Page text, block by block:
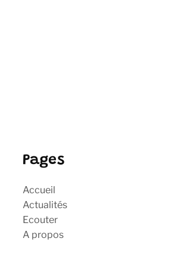
Pages
Accueil
Actualités
Ecouter
A propos